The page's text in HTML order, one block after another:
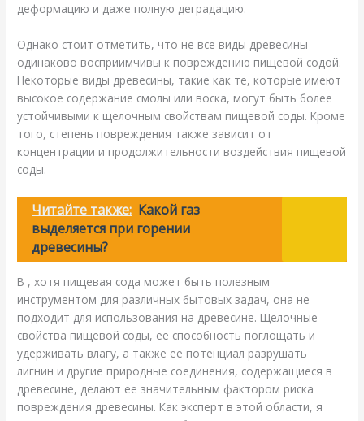
деформацию и даже полную деградацию.
Однако стоит отметить, что не все виды древесины
одинаково восприимчивы к повреждению пищевой содой.
Некоторые виды древесины, такие как те, которые имеют
высокое содержание смолы или воска, могут быть более
устойчивыми к щелочным свойствам пищевой соды. Кроме
того, степень повреждения также зависит от
концентрации и продолжительности воздействия пищевой
соды.
Читайте также: Какой газ
выделяется при горении
древесины?
В , хотя пищевая сода может быть полезным
инструментом для различных бытовых задач, она не
подходит для использования на древесине. Щелочные
свойства пищевой соды, ее способность поглощать и
удерживать влагу, а также ее потенциал разрушать
лигнин и другие природные соединения, содержащиеся в
древесине, делают ее значительным фактором риска
повреждения древесины. Как эксперт в этой области, я